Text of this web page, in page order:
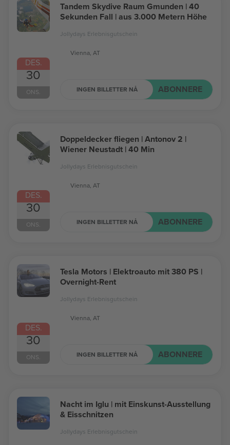
DES.
30
ONS.
Tandem Skydive Raum Gmunden | 40
Sekunden Fall | aus 3.000 Metern Höhe
Jollydays Erlebnisgutschein
Vienna, AT
INGEN BILLETTER NÅ ABONNERE
DES.
30
ONS.
Doppeldecker fliegen | Antonov 2 |
Wiener Neustadt | 40 Min
Jollydays Erlebnisgutschein
Vienna, AT
INGEN BILLETTER NÅ ABONNERE
DES.
30
ONS.
Tesla Motors | Elektroauto mit 380 PS |
Overnight-Rent
Jollydays Erlebnisgutschein
Vienna, AT
INGEN BILLETTER NÅ ABONNERE
Nacht im Iglu | mit Einskunst-Ausstellung
& Eisschnitzen
Jollydays Erlebnisgutschein